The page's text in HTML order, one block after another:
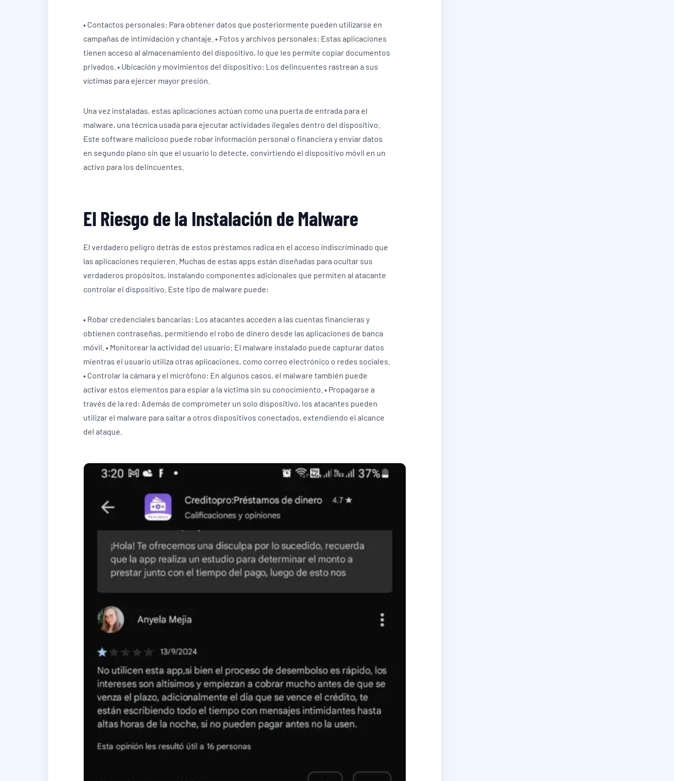
• Contactos personales: Para obtener datos que posteriormente pueden utilizarse en
campañas de intimidación y chantaje. • Fotos y archivos personales: Estas aplicaciones
tienen acceso al almacenamiento del dispositivo, lo que les permite copiar documentos
privados. • Ubicación y movimientos del dispositivo: Los delincuentes rastrean a sus
víctimas para ejercer mayor presión.
Una vez instaladas, estas aplicaciones actúan como una puerta de entrada para el
malware, una técnica usada para ejecutar actividades ilegales dentro del dispositivo.
Este software malicioso puede robar información personal o financiera y enviar datos
en segundo plano sin que el usuario lo detecte, convirtiendo el dispositivo móvil en un
activo para los delincuentes.
El Riesgo de la Instalación de Malware
El verdadero peligro detrás de estos préstamos radica en el acceso indiscriminado que
las aplicaciones requieren. Muchas de estas apps están diseñadas para ocultar sus
verdaderos propósitos, instalando componentes adicionales que permiten al atacante
controlar el dispositivo. Este tipo de malware puede:
• Robar credenciales bancarias: Los atacantes acceden a las cuentas financieras y
obtienen contraseñas, permitiendo el robo de dinero desde las aplicaciones de banca
móvil. • Monitorear la actividad del usuario: El malware instalado puede capturar datos
mientras el usuario utiliza otras aplicaciones, como correo electrónico o redes sociales.
• Controlar la cámara y el micrófono: En algunos casos, el malware también puede
activar estos elementos para espiar a la víctima sin su conocimiento. • Propagarse a
través de la red: Además de comprometer un solo dispositivo, los atacantes pueden
utilizar el malware para saltar a otros dispositivos conectados, extendiendo el alcance
del ataque.